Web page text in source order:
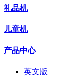
礼品机
儿童机
产品中心
英文版